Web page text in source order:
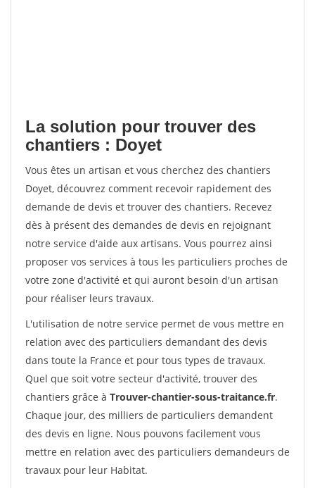
La solution pour trouver des
chantiers : Doyet
Vous êtes un artisan et vous cherchez des chantiers
Doyet, découvrez comment recevoir rapidement des
demande de devis et trouver des chantiers. Recevez
dès à présent des demandes de devis en rejoignant
notre service d'aide aux artisans. Vous pourrez ainsi
proposer vos services à tous les particuliers proches de
votre zone d'activité et qui auront besoin d'un artisan
pour réaliser leurs travaux.
L'utilisation de notre service permet de vous mettre en
relation avec des particuliers demandant des devis
dans toute la France et pour tous types de travaux.
Quel que soit votre secteur d'activité, trouver des
chantiers grâce à Trouver-chantier-sous-traitance.fr.
Chaque jour, des milliers de particuliers demandent
des devis en ligne. Nous pouvons facilement vous
mettre en relation avec des particuliers demandeurs de
travaux pour leur Habitat.